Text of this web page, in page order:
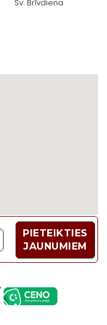
Sv. Brīvdiena